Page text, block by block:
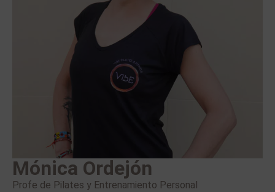
Mónica Ordejón
Profe de Pilates y Entrenamiento Personal